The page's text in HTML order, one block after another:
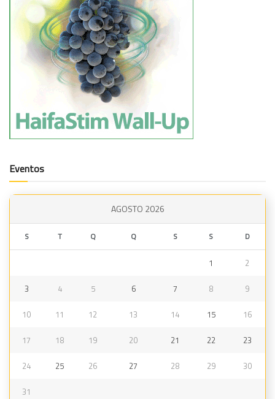
Eventos
AGOSTO 2026
S T Q Q S S D
1 2
3 4 5 6 7 8 9
10 11 12 13 14 15 16
17 18 19 20 21 22 23
24 25 26 27 28 29 30
31